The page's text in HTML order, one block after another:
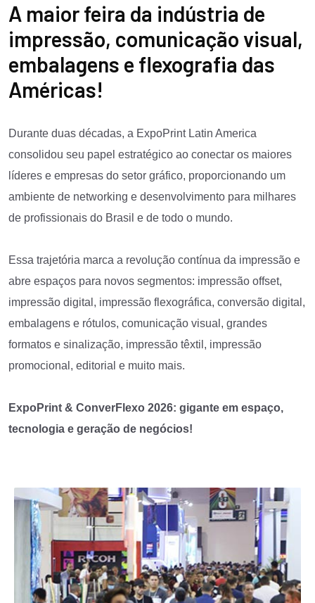
A maior feira da indústria de
impressão, comunicação visual,
embalagens e flexografia das
Américas!
Durante duas décadas, a ExpoPrint Latin America
consolidou seu papel estratégico ao conectar os maiores
líderes e empresas do setor gráfico, proporcionando um
ambiente de networking e desenvolvimento para milhares
de profissionais do Brasil e de todo o mundo.
Essa trajetória marca a revolução contínua da impressão e
abre espaços para novos segmentos: impressão offset,
impressão digital, impressão flexográfica, conversão digital,
embalagens e rótulos, comunicação visual, grandes
formatos e sinalização, impressão têxtil, impressão
promocional, editorial e muito mais.
ExpoPrint & ConverFlexo 2026: gigante em espaço,
tecnologia e geração de negócios!